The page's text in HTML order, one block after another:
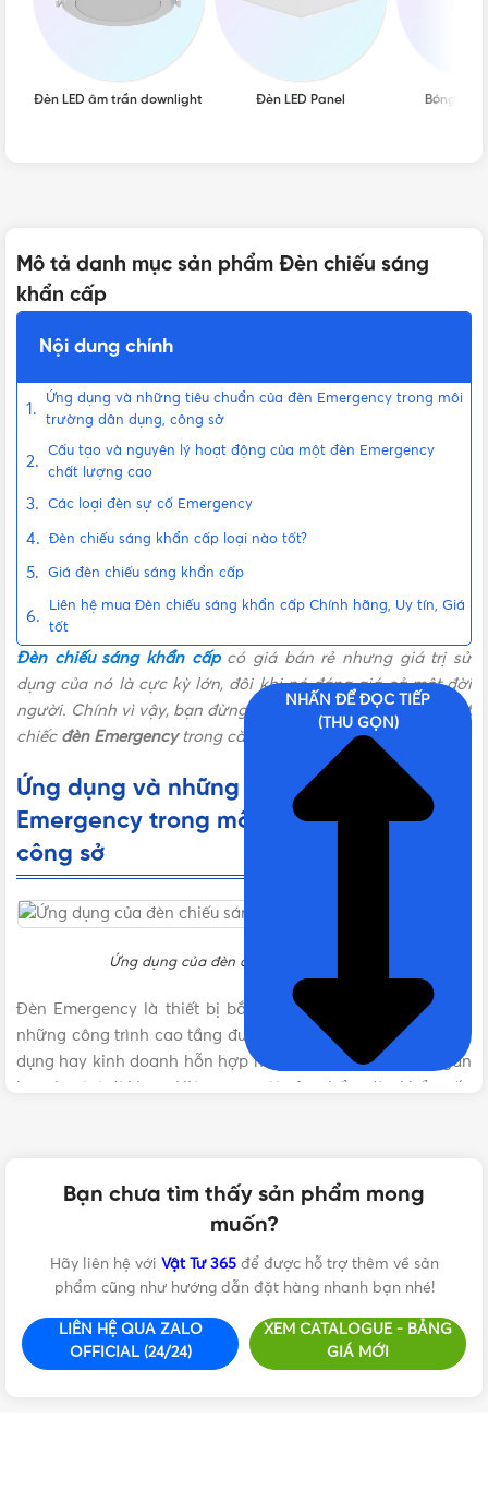
Đèn LED âm trần downlight Đèn LED Panel Bóng đèn
Mô tả danh mục sản phẩm Đèn chiếu sáng
khẩn cấp
Nội dung chính
Ứng dụng và những tiêu chuẩn của đèn Emergency trong môi
trường dân dụng, công sở
Cấu tạo và nguyên lý hoạt động của một đèn Emergency
chất lượng cao
Các loại đèn sự cố Emergency
Đèn chiếu sáng khẩn cấp loại nào tốt?
Giá đèn chiếu sáng khẩn cấp
Liên hệ mua Đèn chiếu sáng khẩn cấp Chính hãng, Uy tín, Giá
tốt
Đèn chiếu sáng khẩn cấpcó giá bán rẻ nhưng giá trị sử
dụng của nó là cực kỳ lớn, đôi khi nó đáng giá cả một đời
người. Chính vì vậy, bạn đừng do dự khi “tậu” cho mình một
chiếc đèn Emergencytrong căn nhà của mình nhé.
Ứng dụng và những tiêu chuẩn của đèn
Emergency trong môi trường dân dụng,
công sở
Ứng dụng của đèn chiếu sáng khẩn cấp
Đèn Emergency là thiết bị bắt buộc không thể thiếu trong
những công trình cao tầng được sử dụng với mục đích dân
dụng hay kinh doanh hỗn hợp như văn phòng, lưu trú ngắn
hạn, lưu trú dài hạn. Hiện nay, một sản phẩm đèn khẩn cấp
định của pháp luật
chất lượng ISO 9001:2015, tiêu chuẩn Việt Nam TCVN 7722-
2-22:2013, tiêu chuẩn quốc tế IEC, tiêu chuẩn về khoảng
cách lắp đặt giữa các đèn và số lượng đèn trong một công
trình TCVN 7114:2008,…
NHẤN ĐỂ ĐỌC TIẾP
(THU GỌN)
Bạn chưa tìm thấy sản phẩm mong
muốn?
Hãy liên hệ với Vật Tư 365để được hỗ trợ thêm về sản
phẩm cũng như hướng dẫn đặt hàng nhanh bạn nhé!
LIÊN HỆ QUA ZALO
OFFICIAL (24/24)
XEM CATALOGUE - BẢNG
GIÁ MỚI